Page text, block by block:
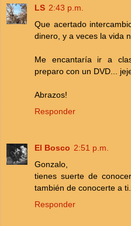
LS 2:43 p.m.
Que acertado
dinero, y a veces la vida
Me encantaría ir a
preparo con un DVD...
Abrazos!
Responder
El Bosco 2:51 p.m.
Gonzalo,
tienes suerte de
también de conocerte a
Responder